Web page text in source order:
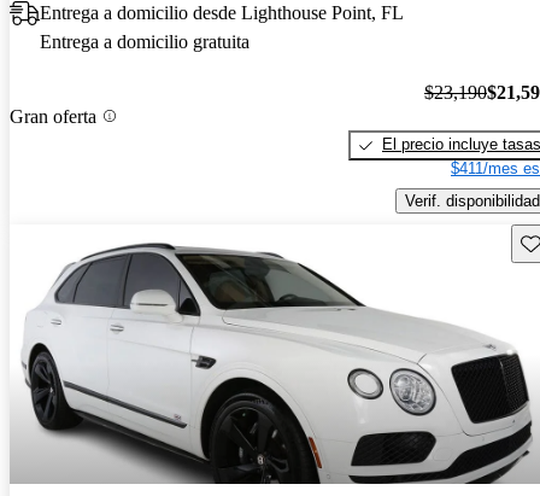
Entrega a domicilio desde Lighthouse Point, FL
Entrega a domicilio gratuita
Gran oferta
$23,190
El precio incluye tasas
$411/mes
Verif. disponibilidad